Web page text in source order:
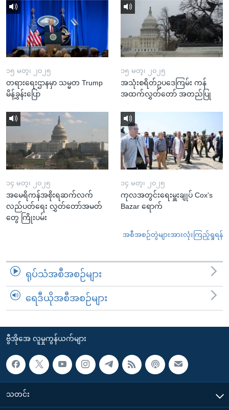
၁၅ မတ္၊ ၂၀၂၅
တရားရေးဌာနမှာ သမ္မတ Trump
မိန့်ခွန်းပြော
၁၅ မတ္၊ ၂၀၂၅
အသုံးစရိတ်ဥပဒေကြမ်း ကန်
အထက်လွှတ်တော် အတည်ပြု
၁၄ မတ္၊ ၂၀၂၅
အမေရိကန်အစိုးရဆက်လက်
လည်ပတ်ရေး လွှတ်တော်အမတ်
တွေ ကြိုးပမ်း
၁၄ မတ္၊ ၂၀၂၅
ကုလအတွင်းရေးမှူးချုပ် Cox's
Bazar ရောက်
အစီအစဉ်တွဲများအားလုံးကြည့်ရှုရန်
ရုပ်သံအစီအစဉ်များ
ရေဒီယိုအစီအစဉ်များ
ဗွီအိုအေ လူမှုကွန်ယက်များ
သတင်း